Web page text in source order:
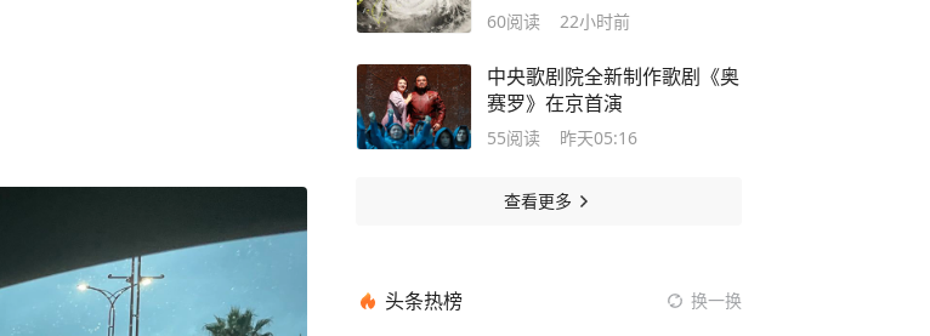
60阅读 22小时前
中央歌剧院全新制作歌剧《奥
赛罗》在京首演
55阅读 昨天05:16
查看更多
头条热榜 换一换